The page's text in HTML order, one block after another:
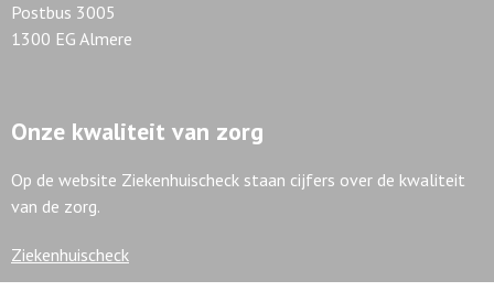
Postbus 3005
1300 EG Almere
Onze kwaliteit van zorg
Op de website Ziekenhuischeck staan cijfers over de kwaliteit
van de zorg.
Ziekenhuischeck